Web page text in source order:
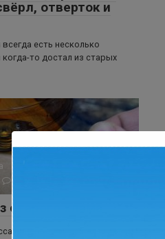
отверток и
есть несколько
то достал из старых
старого хлама
приспособлений для нарезки